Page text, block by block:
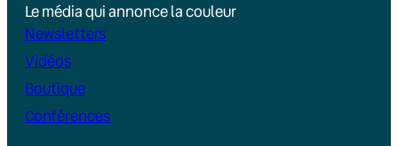
Le média qui annonce la couleur
Newsletters
Vidéos
Boutique
Conférences